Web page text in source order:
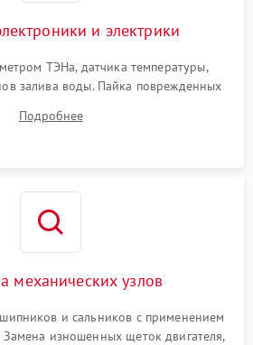
и электрики
ТЭНа, датчика температуры,
залива воды. Пайка поврежденных
проводки и контактов.
Подробнее
механических узлов
и сальников с применением
Замена изношенных щеток двигателя,